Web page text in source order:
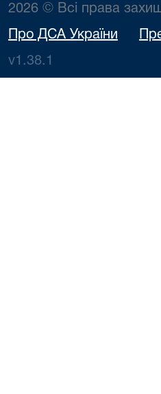
2026 © Всі права
Про ДСА України
v1.38.1